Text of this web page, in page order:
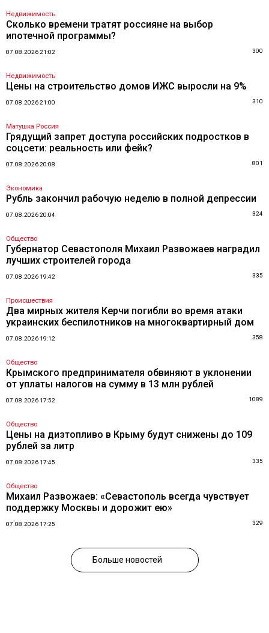
Недвижимость
Сколько времени тратят россияне на выбор
ипотечной программы?
07.08.2026 21:02 300
Недвижимость
Цены на строительство домов ИЖС выросли на 9%
07.08.2026 21:00 310
Матушка Россия
Грядущий запрет доступа российских подростков в
соцсети: реальность или фейк?
07.08.2026 20:08 801
Экономика
Рубль закончил рабочую неделю в полной депрессии
07.08.2026 20:04 324
Общество
Губернатор Севастополя Михаил Развожаев наградил
лучших строителей города
07.08.2026 19:42 335
Происшествия
Два мирных жителя Керчи погибли во время атаки
украинских беспилотников на многоквартирный дом
07.08.2026 19:12 358
Общество
Крымского предпринимателя обвиняют в уклонении
от уплаты налогов на сумму в 13 млн рублей
07.08.2026 17:52 1089
Общество
Цены на дизтопливо в Крыму будут снижены до 109
рублей за литр
07.08.2026 17:45 335
Общество
Михаил Развожаев: «Севастополь всегда чувствует
поддержку Москвы и дорожит ею»
07.08.2026 17:25 329
Больше новостей